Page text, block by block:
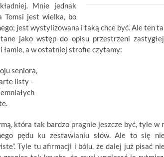
Mnie jednak
Tomsi jest wielka, bo
jest wystylizowana i taką chce być. Ale ten
jako wstęp do opisu przestrzeni
łamie, a w ostatniej strofie czytamy:
seniora,
listy –
która tak bardzo pragnie jeszcze być, tyle w
pędu ku zestawianiu słów. Ale to się
Tyle tu afirmacji i bólu, że dalej już pisać